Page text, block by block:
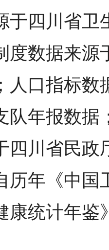
于四川省卫
度数据来源
人口指标数
队年报数据
四川省民政
历年《中国
康统计年鉴